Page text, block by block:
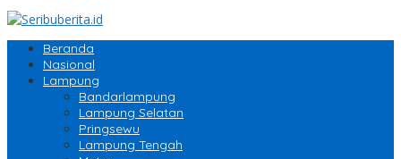
Beranda
Nasional
Lampung
Bandarlampung
Lampung Selatan
Pringsewu
Lampung Tengah